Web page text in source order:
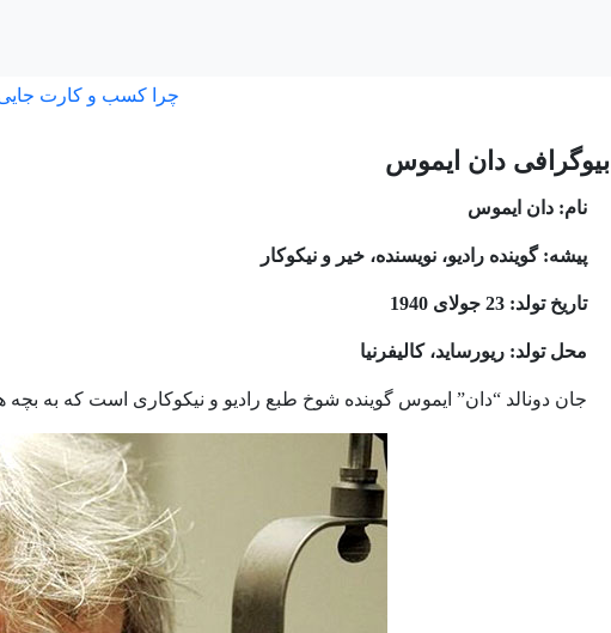
چرا کسب و کارت جایی
بیوگرافی دان ایموس
نام: دان ایموس
پیشه: گوینده رادیو، نویسنده، خیر و نیکوکار
تاریخ تولد: 23 جولای 1940
محل تولد: ریورساید، کالیفرنیا
جان دونالد “دان” ایموس گوینده شوخ طبع رادیو و نیکوکاری است که به